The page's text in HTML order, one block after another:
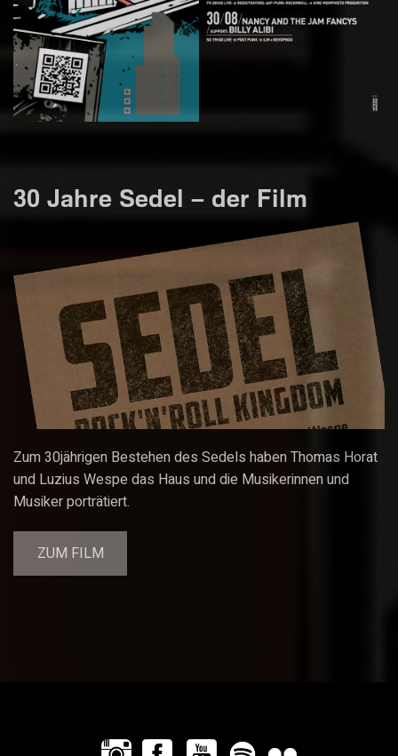
30 Jahre Sedel – der Film
Zum 30jährigen Bestehen des Sedels haben Thomas Horat
und Luzius Wespe das Haus und die Musikerinnen und
Musiker porträtiert.
ZUM FILM